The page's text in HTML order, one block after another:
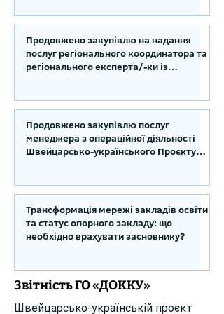
Сумській області
Продовжено закупівлю на надання
послуг регіонального координатора та
регіонального експерта/-ки із
Київській області
Продовжено закупівлю послуг
менеджера з операційної діяльності
Швейцарсько-українського Проєкту
Трансформація мережі закладів освіти
та статус опорного закладу: що
необхідно врахувати засновнику?
Звітність ГО «ДОККУ»
Швейцарсько-українській проєкт